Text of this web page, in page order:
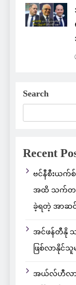
Search
Recent
ဗင်နီစီးယက်စ်
အထိ သက်တမ်
ခဲ့ရတဲ့ အာဆ
အင်ဖန်တီနို သ
ဖြစ်လာနိုင်သူမ
အယ်လ်ဟီလာ